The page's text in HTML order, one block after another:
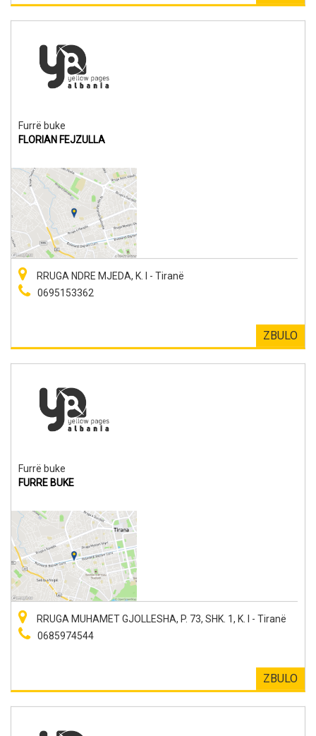
Furrë buke
FLORIAN FEJZULLA
RRUGA NDRE MJEDA, K. I - Tiranë
0695153362
ZBULO
Furrë buke
FURRE BUKE
RRUGA MUHAMET GJOLLESHA, P. 73, SHK. 1, K. I - Tiranë
0685974544
ZBULO